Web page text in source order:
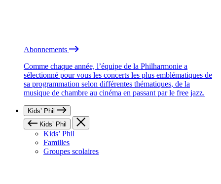
Abonnements
Comme chaque année, l’équipe de la Philharmonie a
sélectionné pour vous les concerts les plus emblématiques de
sa programmation selon différentes thématiques, de la
musique de chambre au cinéma en passant par le free jazz.
Kids’ Phil
Kids’ Phil
Kids’ Phil
Familles
Groupes scolaires